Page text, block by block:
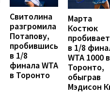
Свитолина
разгромила
Потапову,
пробившись
в 1/8
финала WTA
в Торонто
Марта
Костюк
в 1/8
WTA 1000 в
Торонто,
обыграв
Мэдисон